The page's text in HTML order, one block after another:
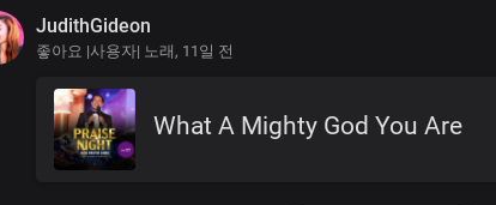
JudithGideon
좋아요 |사용자| 노래, 11일 전
What A Mighty God You Are